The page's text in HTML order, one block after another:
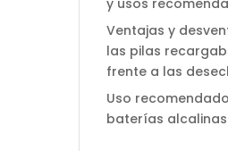
y usos
Ventajas y
las pilas
frente a las
Uso
baterías alcalinas